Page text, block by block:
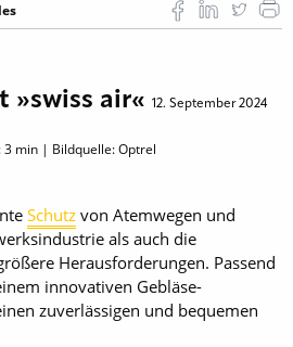
»swiss air« 12. September 2024
3 min | Bildquelle: Optrel
Schutz von Atemwegen und
als auch die
Herausforderungen. Passend
innovativen Gebläse-
zuverlässigen und bequemen